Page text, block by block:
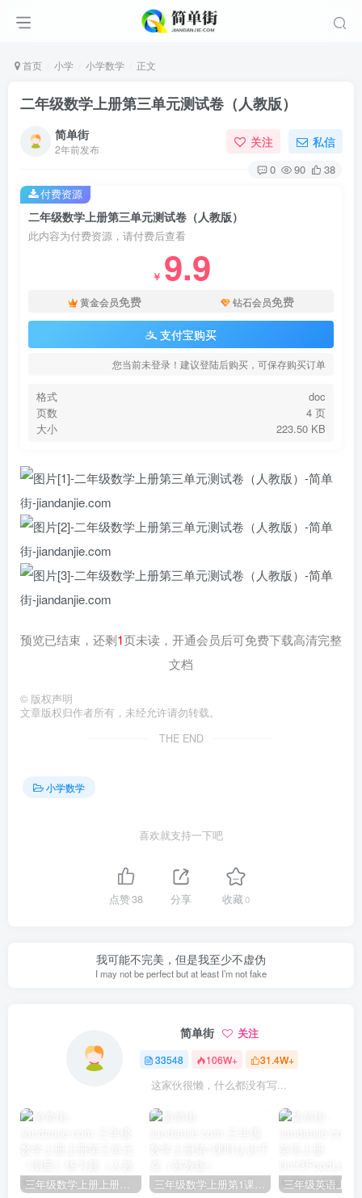
首页 小学 小学数学 正文
二年级数学上册第三单元测试卷（人教版）
简单街
2年前发布 关注 私信
0 90 38
二年级数学上册第三单元测试卷（人教版）
此内容为付费资源，请付费后查看
￥ 9.9
黄金会员免费 钻石会员免费
支付宝购买
您当前未登录！建议登陆后购买，可保存购买订单
格式
doc
页数
4 页
大小
223.50 KB
付费资源
预览已结束，还剩1页未读，开通会员后可免费下载高清完整
文档
© 版权声明
文章版权归作者所有，未经允许请勿转载。
THE END
小学数学
喜欢就支持一下吧
点赞38 分享 收藏0
我可能不完美，但是我至少不虚伪
I may not be perfect but at least I’m not fake
简单街 关注
33548 106W+ 31.4W+
这家伙很懒，什么都没有写...